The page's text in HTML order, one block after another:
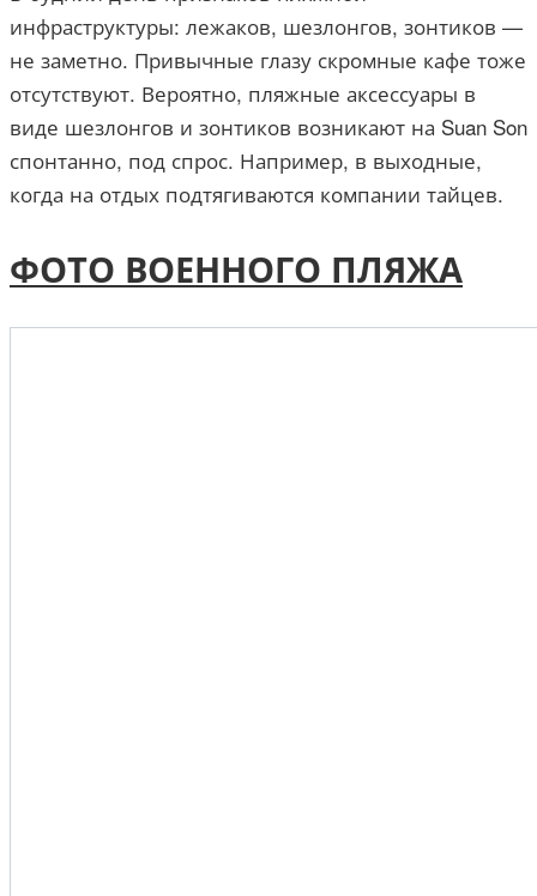
инфраструктуры: лежаков, шезлонгов, зонтиков —
не заметно. Привычные глазу скромные кафе тоже
отсутствуют. Вероятно, пляжные аксессуары в
виде шезлонгов и зонтиков возникают на Suan Son
спонтанно, под спрос. Например, в выходные,
когда на отдых подтягиваются компании тайцев.
ФОТО ВОЕННОГО ПЛЯЖА